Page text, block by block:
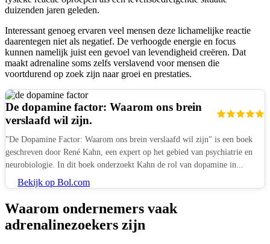
duizenden jaren geleden.
Interessant genoeg ervaren veel mensen deze lichamelijke reactie
daarentegen niet als negatief. De verhoogde energie en focus
kunnen namelijk juist een gevoel van levendigheid creëren. Dat
maakt adrenaline soms zelfs verslavend voor mensen die
voortdurend op zoek zijn naar groei en prestaties.
De dopamine factor: Waarom ons brein
verslaafd wil zijn.
"De Dopamine Factor: Waarom ons brein verslaafd wil zijn" is een boek
geschreven door René Kahn, een expert op het gebied van psychiatrie en
neurobiologie. In dit boek onderzoekt Kahn de rol van dopamine in...
Bekijk op Bol.com
Waarom ondernemers vaak
adrenalinezoekers zijn